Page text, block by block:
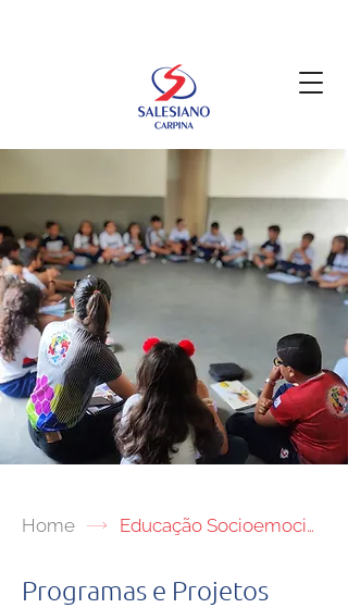
Home Educação Socioemocional -
Programas e Projetos